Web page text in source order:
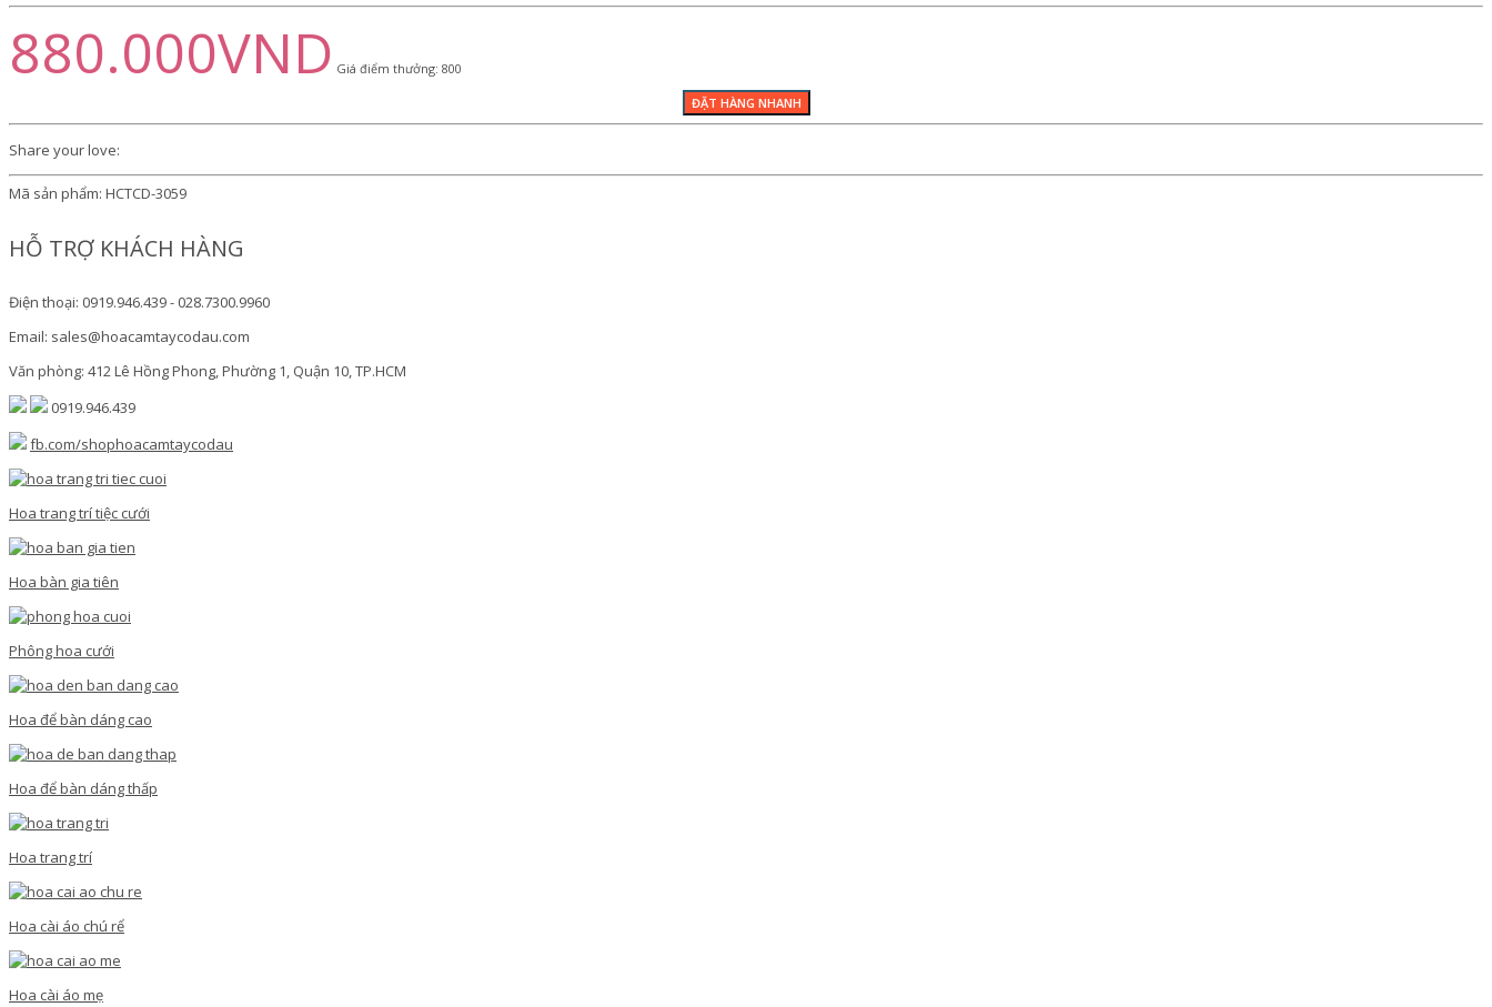
880.000VND Giá điểm thưởng: 800
Share your love:
Mã sản phẩm: HCTCD-3059
HỖ TRỢ KHÁCH HÀNG
Điện thoại: 0919.946.439 - 028.7300.9960
Email: sales@hoacamtaycodau.com
Văn phòng: 412 Lê Hồng Phong, Phường 1, Quận 10, TP.HCM
0919.946.439
fb.com/shophoacamtaycodau
Hoa trang trí tiệc cưới
Hoa bàn gia tiên
Phông hoa cưới
Hoa để bàn dáng cao
Hoa để bàn dáng thấp
Hoa trang trí
Hoa cài áo chú rể
Hoa cài áo mẹ